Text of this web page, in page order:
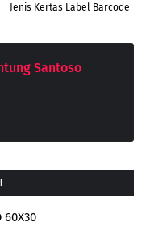
Jenis Kertas Label Barcode
Santoso
60X30